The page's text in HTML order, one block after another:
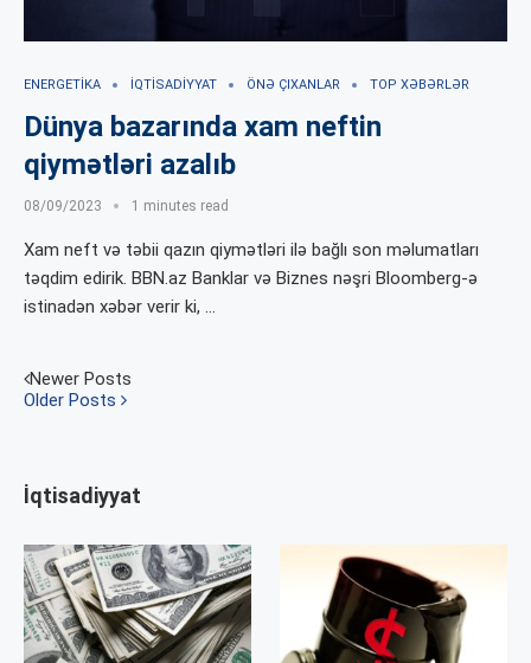
ENERGETIKA İQTISADIYYAT ÖNƏ ÇIXANLAR TOP XƏBƏRLƏR
Dünya bazarında xam neftin
qiymətləri azalıb
08/09/2023 1 minutes read
Xam neft və təbii qazın qiymətləri ilə bağlı son məlumatları
təqdim edirik. BBN.az Banklar və Biznes nəşri Bloomberg-ə
istinadən xəbər verir ki, …
Newer Posts
Older Posts
İqtisadiyyat